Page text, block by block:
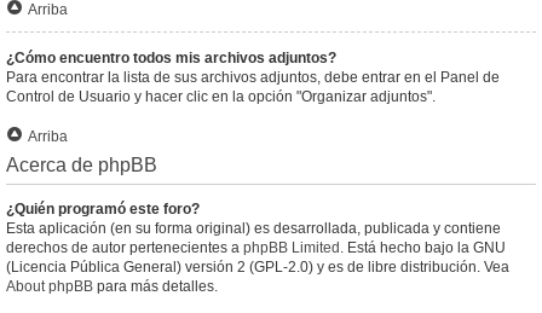
Arriba
¿Cómo encuentro todos mis archivos adjuntos?
Para encontrar la lista de sus archivos adjuntos, debe entrar en el Panel de
Control de Usuario y hacer clic en la opción "Organizar adjuntos".
Arriba
Acerca de phpBB
¿Quién programó este foro?
Esta aplicación (en su forma original) es desarrollada, publicada y contiene
derechos de autor pertenecientes a phpBB Limited . Está hecho bajo la GNU
(Licencia Pública General) versión 2 (GPL-2.0) y es de libre distribución. Vea
About phpBB para más detalles.